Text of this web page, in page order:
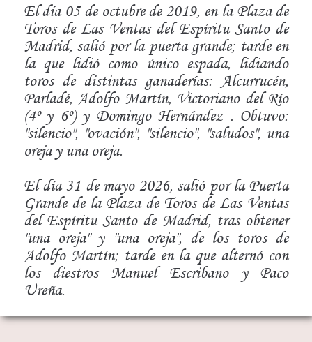
El día 05 de octubre de 2019, en la Plaza de
Toros de Las Ventas del Espíritu Santo de
Madrid, salió por la puerta grande; tarde en
la que lidió como único espada, lidiando
toros de distintas ganaderías: Alcurrucén,
Parladé, Adolfo Martín, Victoriano del Río
(4º y 6º) y Domingo Hernández . Obtuvo:
"silencio", "ovación", "silencio", "saludos", una
oreja y una oreja.
El día 31 de mayo 2026, salió por la Puerta
Grande de la Plaza de Toros de Las Ventas
del Espíritu Santo de Madrid, tras obtener
"una oreja" y "una oreja", de los toros de
Adolfo Martín; tarde en la que alternó con
los diestros Manuel Escribano y Paco
Ureña.